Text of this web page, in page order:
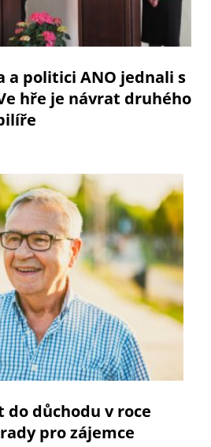
a politici ANO jednali s
hře je návrat druhého
do důchodu v roce
pro zájemce